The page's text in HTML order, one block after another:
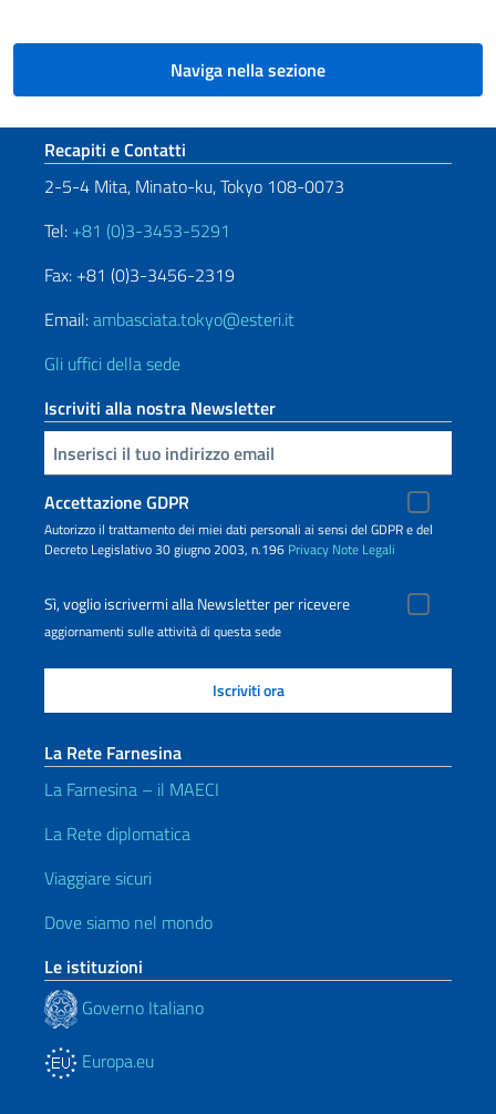
Naviga nella sezione
Sezione footer
Recapiti e Contatti
2-5-4 Mita, Minato-ku, Tokyo 108-0073
Tel: +81 (0)3-3453-5291
Fax: +81 (0)3-3456-2319
Email:ambasciata.tokyo@esteri.it
Gli uffici della sede
Iscriviti alla nostra Newsletter
Inserisci la tua email
Accettazione GDPR
Autorizzo il trattamento dei miei dati personali ai sensi del GDPR e del
Decreto Legislativo 30 giugno 2003, n.196 Privacy Note Legali
Sì, voglio iscrivermi alla Newsletter per ricevere
aggiornamenti sulle attività di questa sede
La Rete Farnesina
La Farnesina – il MAECI
La Rete diplomatica
Viaggiare sicuri
Dove siamo nel mondo
Le istituzioni
Governo Italiano
Europa.eu